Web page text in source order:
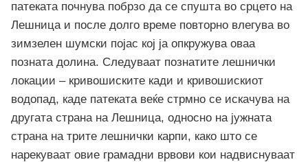
патеката почнува побрзо да се спушта во срцето на
Лешница и после долго време повторно влегува во
зимзелен шумски појас кој ја опкружува оваа
позната долина. Следуваат познатите лешнички
локации – кривошиските кади и кривошискиот
водопад, каде патеката веќе стрмно се искачува на
другата страна на Лешница, односно на јужната
страна на трите лешнички карпи, како што се
нарекуваат овие грамадни врвови кои надвиснуваат